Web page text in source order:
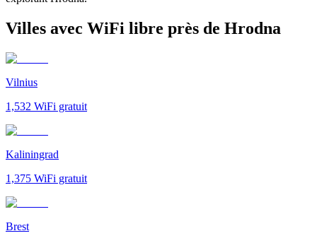
Villes avec WiFi libre près de Hrodna
Vilnius
1,532 WiFi gratuit
Kaliningrad
1,375 WiFi gratuit
Brest